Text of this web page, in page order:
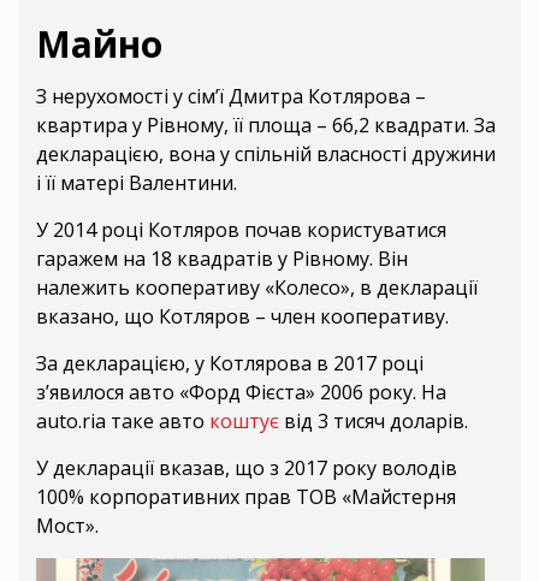
Майно
З нерухомості у сім’ї Дмитра Котлярова –
квартира у Рівному, її площа – 66,2 квадрати. За
декларацією, вона у спільній власності дружини
і її матері Валентини.
У 2014 році Котляров почав користуватися
гаражем на 18 квадратів у Рівному. Він
належить кооперативу «Колесо», в декларації
вказано, що Котляров – член кооперативу.
За декларацією, у Котлярова в 2017 році
з’явилося авто «Форд Фієста» 2006 року. На
auto.ria таке авто коштує від 3 тисяч доларів.
У декларації вказав, що з 2017 року володів
100% корпоративних прав ТОВ «Майстерня
Мост».